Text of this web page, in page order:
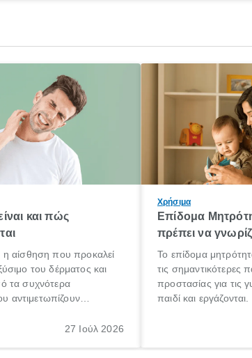
και πώς
η αίσθηση που προκαλεί
του δέρματος και
τα συχνότερα
αντιμετωπίζουν
το «κνησμός τι είναι»,
27 Ιούλ 2026
Χρήσιμα
Επίδομα
πρέπει να
Το επίδομα
τις σημαντικότερες
προστασίας για τις
παιδί και
σημαντική